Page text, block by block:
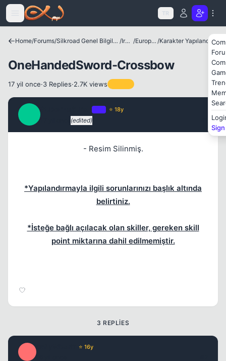
Icerige atla
TR
Home/Forums/ Silkroad Genel Bilgiler ve Update Bilgileri / Irklar / European / Karakter Yapılandırmaları
OneHandedSword-Crossbow
17 yil once·3 Replies·2.7K views
⭐ 18y
(edited)
- Resim Silinmiş.
*Yapılandırmayla ilgili sorunlarınızı başlık altında
belirtiniz.
*İsteğe bağlı açılacak olan skiller, gereken skill
point miktarına dahil edilmemiştir.
3 REPLIES
⭐ 16y
Kapat
Kapat